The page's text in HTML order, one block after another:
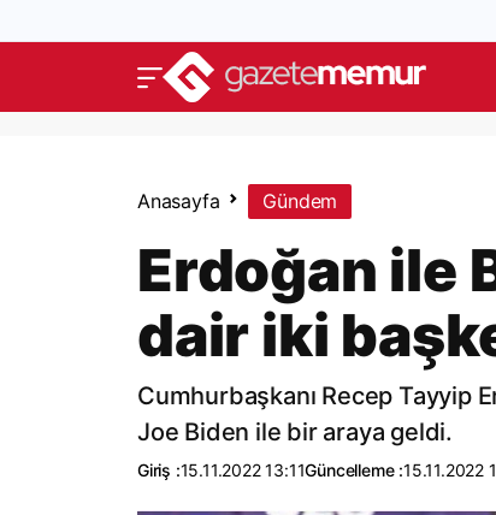
Anasayfa Gündem
Erdoğan ile
dair iki
Cumhurbaşkanı Recep Tayyip
Joe Biden ile bir araya geldi.
Giriş :15.11.2022 13:11Güncelleme :15.11.2022